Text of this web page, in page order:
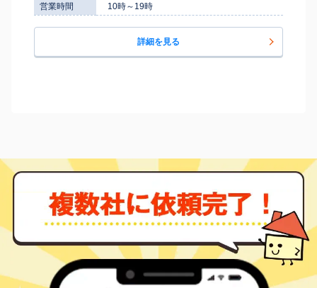
営業時間
10時～19時
詳細を見る